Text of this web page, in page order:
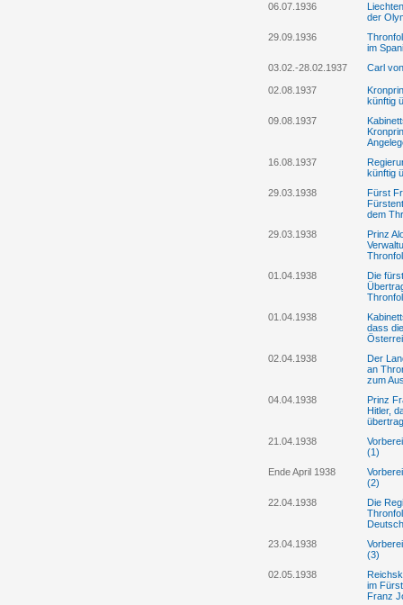
06.07.1936
der
29.09.1936
im
03.02.-28.02.1937
Carl
02.08.1937
künftig
09.08.1937
16.08.1937
künftig
29.03.1938
Fürst
dem
29.03.1938
Prinz
01.04.1938
Die
01.04.1938
dass
02.04.1938
Der
an
zum
04.04.1938
Prinz
Hitler,
21.04.1938
(1)
Ende April 1938
(2)
22.04.1938
Die
23.04.1938
(3)
02.05.1938
im
Franz